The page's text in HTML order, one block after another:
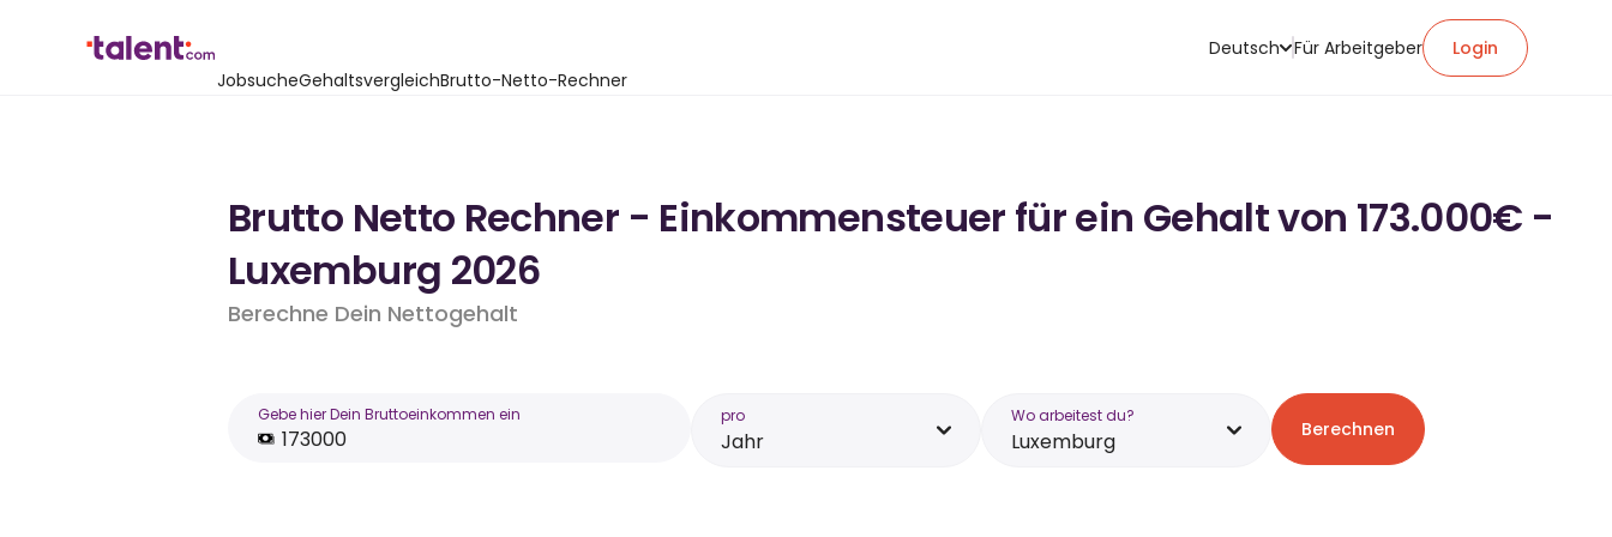
JobsucheGehaltsvergleichBrutto-Netto-Rechner
Deutsch Für Arbeitgeber Login
Brutto Netto Rechner - Einkommensteuer für ein Gehalt von 173.000€ -
Luxemburg 2026
Berechne Dein Nettogehalt
Gebe hier Dein Bruttoeinkommen ein pro
Jahr
Wo arbeitest du?
Luxemburg Berechnen